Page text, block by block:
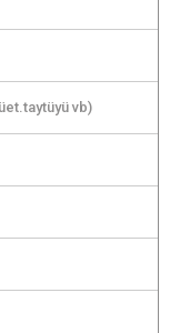
vb)